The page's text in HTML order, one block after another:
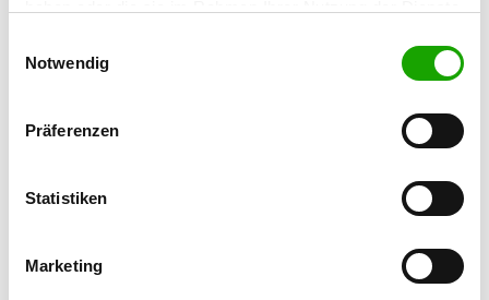
Cookies, wenn Sie unsere Webseite weiterhin nutzen.
Notwendig
Präferenzen
Statistiken
Marketing
Details
06774 Muldestausee
Zuchtstätte: vom Hohenleinaer Land